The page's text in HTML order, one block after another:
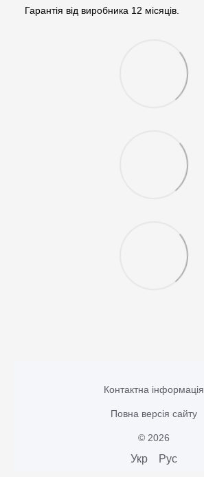
Гарантія від виробника 12 місяців.
Контактна інформація
Повна версія сайту
© 2026
Укр Рус